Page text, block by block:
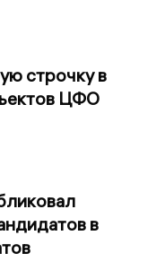
строчку в
ЦФО
в